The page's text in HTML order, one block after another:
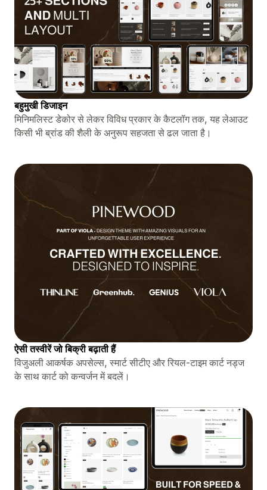
बहुमुखी डिजाइन
मिनिमलिस्ट डेकोर से लेकर विविध प्रकार के कैटलॉग तक, यह लेआउट
किसी भी ब्रांड की शैली के अनुरूप सहजता से ढल जाता है।
ऐसी तस्वीरें जो बिक्री बढ़ाती हैं
विजुअली आकर्षक अपसेल्स, स्मार्ट सीटीए और रियल-टाइम कार्ट नड्ज
के साथ कार्ट को कन्वर्जन में बदलें।